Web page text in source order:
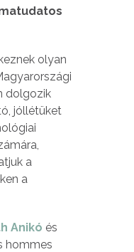
olyan
dolgozik
jóllétüket
a
a
Anikó és
hommes